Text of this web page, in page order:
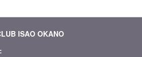
ISAO OKANO